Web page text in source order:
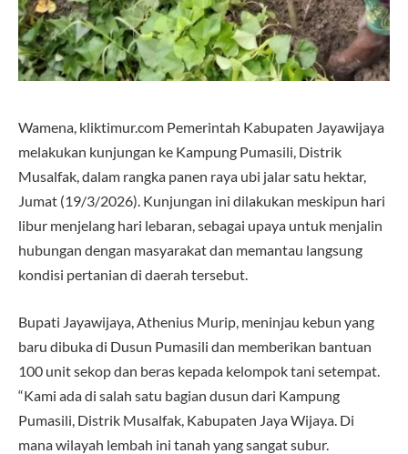
Wamena, kliktimur.com Pemerintah Kabupaten Jayawijaya
melakukan kunjungan ke Kampung Pumasili, Distrik
Musalfak, dalam rangka panen raya ubi jalar satu hektar,
Jumat (19/3/2026). Kunjungan ini dilakukan meskipun hari
libur menjelang hari lebaran, sebagai upaya untuk menjalin
hubungan dengan masyarakat dan memantau langsung
kondisi pertanian di daerah tersebut.
Bupati Jayawijaya, Athenius Murip, meninjau kebun yang
baru dibuka di Dusun Pumasili dan memberikan bantuan
100 unit sekop dan beras kepada kelompok tani setempat.
“Kami ada di salah satu bagian dusun dari Kampung
Pumasili, Distrik Musalfak, Kabupaten Jaya Wijaya. Di
mana wilayah lembah ini tanah yang sangat subur.